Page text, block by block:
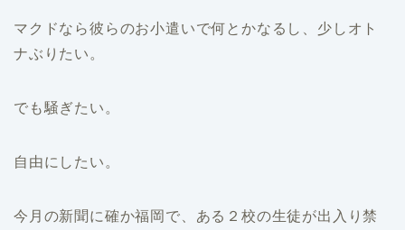
マクドなら彼らのお小遣いで何とかなるし、少しオト
ナぶりたい。
でも騒ぎたい。
自由にしたい。
今月の新聞に確か福岡で、ある２校の生徒が出入り禁